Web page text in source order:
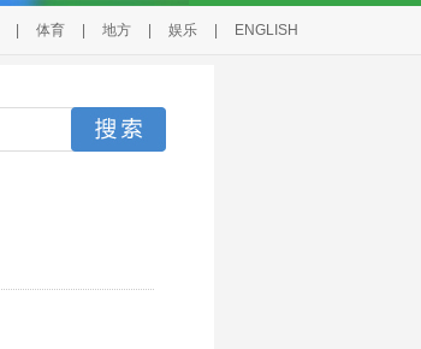
体育 地方 娱乐 ENGLISH